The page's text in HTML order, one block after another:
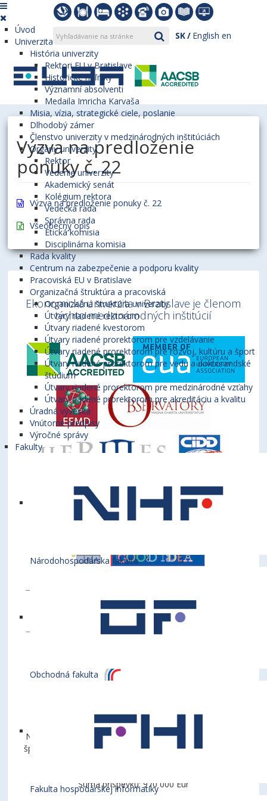
SK English en
Úvod
Univerzita
História univerzity
Rektori EU v Bratislave
Historické míľniky
Významní absolventi
Medaila Imricha Karvaša
Misia, vízia, strategické ciele, poslanie
Dlhodobý zámer
Členstvo univerzity v medzinárodných inštitúciách
Orgány univerzity
Rektor
Vedenie univerzity
Akademický senát
Kolégium rektora
Vedecká rada
Správna rada
Etická komisia
Disciplinárna komisia
Rada kvality
Centrum na zabezpečenie a podporu kvality
Pracoviská EU v Bratislave
Organizačná štruktúra a pracoviská
Organizačná štruktúra univerzity
Útvary riadené rektorom
Útvary riadené kvestorom
Útvary riadené prorektorom pre vzdelávanie
Útvary riadené prorektorom pre rozvoj, kultúru a šport
Útvary riadené prorektorom pre vedu a doktorandské
štúdium
Útvary riadené prorektorom pre medzinárodné vzťahy
Útvary riadené prorektorom pre akreditáciu a kvalitu
Úradná výveska
Vnútorné predpisy
Výročné správy
Fakulty
Národohospodárska fakulta
Obchodná fakulta
Fakulta hospodárskej informatiky
Výzva na predloženie
ponuky č. 22
Výzva na predloženie ponuky č. 22
Všeobecný opis
Ekonomická univerzita v Bratislave je členom
týchto medzinárodných inštitúcií
Názov projektu: Viacúčelová športová hala – univerzitné
športové centrum pri Ekonomickej univerzite v Bratislave
Suma príspevku: 970 000 Eur